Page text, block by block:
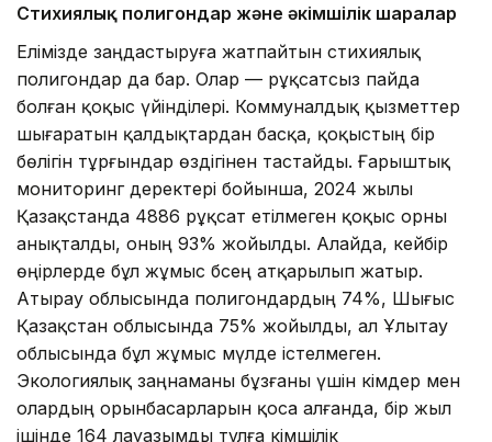
Стихиялық полигондар және әкімшілік шаралар
Елімізде заңдастыруға жатпайтын стихиялық
полигондар да бар. Олар — рұқсатсыз пайда
болған қоқыс үйінділері. Коммуналдық қызметтер
шығаратын қалдықтардан басқа, қоқыстың бір
бөлігін тұрғындар өздігінен тастайды. Ғарыштық
мониторинг деректері бойынша, 2024 жылы
Қазақстанда 4886 рұқсат етілмеген қоқыс орны
анықталды, оның 93% жойылды. Алайда, кейбір
өңірлерде бұл жұмыс бәсең атқарылып жатыр.
Атырау облысында полигондардың 74%, Шығыс
Қазақстан облысында 75% жойылды, ал Ұлытау
облысында бұл жұмыс мүлде істелмеген.
Экологиялық заңнаманы бұзғаны үшін әкімдер мен
олардың орынбасарларын қоса алғанда, бір жыл
ішінде 164 лауазымды тұлға әкімшілік